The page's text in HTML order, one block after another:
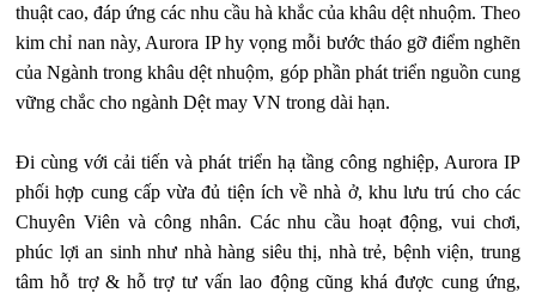
thuật cao, đáp ứng các nhu cầu hà khắc của khâu dệt nhuộm. Theo
kim chỉ nan này, Aurora IP hy vọng mỗi bước tháo gỡ điểm nghẽn
của Ngành trong khâu dệt nhuộm, góp phần phát triển nguồn cung
vững chắc cho ngành Dệt may VN trong dài hạn.
Đi cùng với cải tiến và phát triển hạ tầng công nghiệp, Aurora IP
phối hợp cung cấp vừa đủ tiện ích về nhà ở, khu lưu trú cho các
Chuyên Viên và công nhân. Các nhu cầu hoạt động, vui chơi,
phúc lợi an sinh như nhà hàng siêu thị, nhà trẻ, bệnh viện, trung
tâm hỗ trợ & hỗ trợ tư vấn lao động cũng khá được cung ứng,